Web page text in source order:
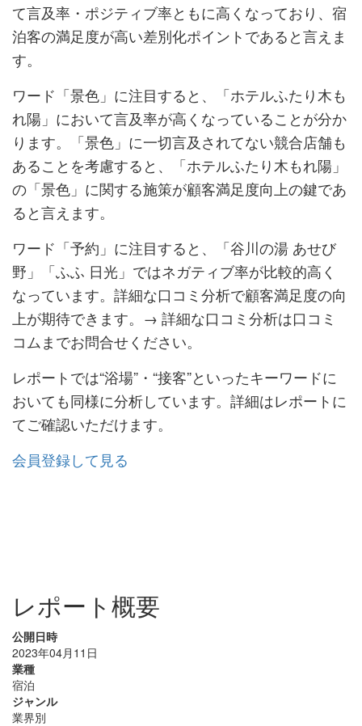
て言及率・ポジティブ率ともに高くなっており、宿
泊客の満足度が高い差別化ポイントであると言えま
す。
ワード「景色」に注目すると、「ホテルふたり木も
れ陽」において言及率が高くなっていることが分か
ります。「景色」に一切言及されてない競合店舗も
あることを考慮すると、「ホテルふたり木もれ陽」
の「景色」に関する施策が顧客満足度向上の鍵であ
ると言えます。
ワード「予約」に注目すると、「谷川の湯 あせび
野」「ふふ 日光」ではネガティブ率が比較的高く
なっています。詳細な口コミ分析で顧客満足度の向
上が期待できます。→ 詳細な口コミ分析は口コミ
コムまでお問合せください。
レポートでは“浴場”・“接客” といったキーワードに
おいても同様に分析しています。詳細はレポートに
てご確認いただけます。
会員登録して見る
レポート概要
公開日時
2023年04月11日
業種
宿泊
ジャンル
業界別